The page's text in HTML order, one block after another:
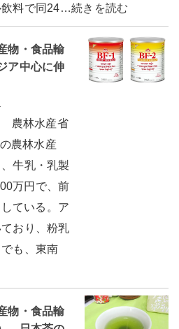
料で同24…続きを読む
物・食品輸
ア中心に伸
農林水産省
農林水産
牛乳・乳製
万円で、前
ている。ア
おり、粉乳
も、東南
物・食品輸